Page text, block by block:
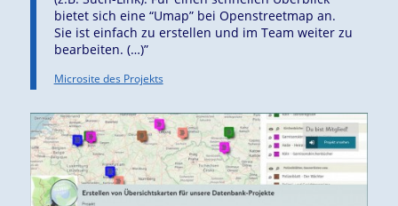
bietet sich eine “Umap” bei Openstreetmap an.
Sie ist einfach zu erstellen und im Team weiter zu
bearbeiten. (…)”
Microsite des Projekts